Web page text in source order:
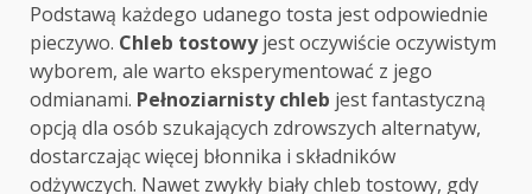
Podstawą każdego udanego tosta jest odpowiednie
pieczywo. Chleb tostowyjest oczywiście oczywistym
wyborem, ale warto eksperymentować z jego
odmianami. Pełnoziarnisty chleb jest fantastyczną
opcją dla osób szukających zdrowszych alternatyw,
dostarczając więcej błonnika i składników
odżywczych. Nawet zwykły biały chleb tostowy, gdy